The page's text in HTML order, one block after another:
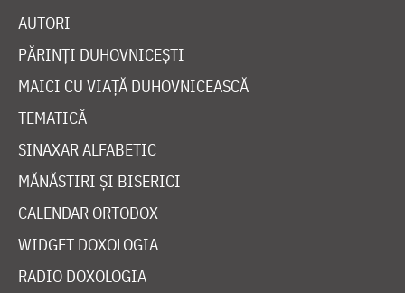
AUTORI
PĂRINȚI DUHOVNICEȘTI
MAICI CU VIAȚĂ DUHOVNICEASCĂ
TEMATICĂ
SINAXAR ALFABETIC
MĂNĂSTIRI ȘI BISERICI
CALENDAR ORTODOX
WIDGET DOXOLOGIA
RADIO DOXOLOGIA